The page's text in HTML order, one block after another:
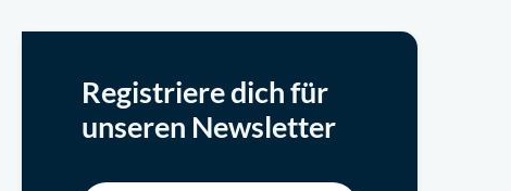
Registriere dich für
unseren Newsletter